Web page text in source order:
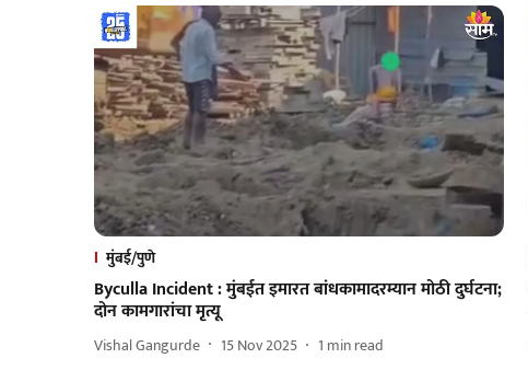
मुंबई/पुणे
Byculla Incident : मुंबईत इमारत बांधकामादरम्यान मोठी दुर्घटना;
दोन कामगारांचा मृत्यू
Vishal Gangurde 15 Nov 2025 1 min read